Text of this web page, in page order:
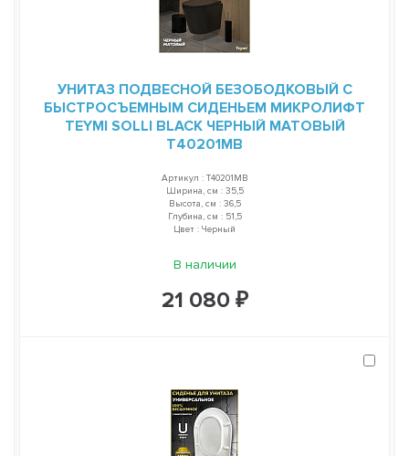
УНИТАЗ ПОДВЕСНОЙ БЕЗОБОДКОВЫЙ С
БЫСТРОСЪЕМНЫМ СИДЕНЬЕМ МИКРОЛИФТ
TEYMI SOLLI BLACK ЧЕРНЫЙ МАТОВЫЙ
T40201MB
Артикул : T40201MB
Ширина, см : 35,5
Высота, см : 36,5
Глубина, см : 51,5
Цвет : Черный
В наличии
21 080 ₽